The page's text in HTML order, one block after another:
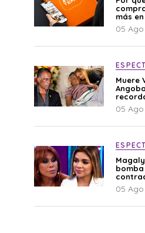
más
05
Muere
de la
05
Bella
05